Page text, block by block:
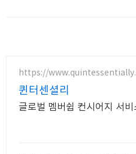
https://
퀸터센셜리
글로벌 멤버쉽 컨시어지 서